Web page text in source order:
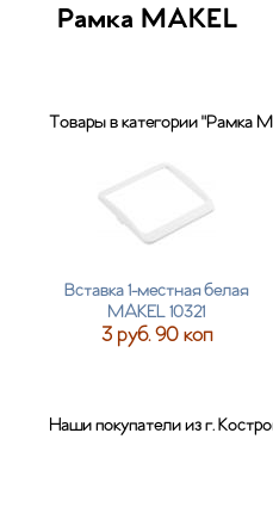
Рамка MAKEL
Товары в категории "Рамка
Вставка 1-местная белая
MAKEL 10321
3 руб. 90 коп
Наши покупатели из г.